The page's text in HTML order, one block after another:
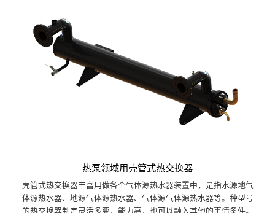
热泵领域用壳管式热交换器
壳管式热交换器丰富用做各个气体源热水器装置中，是指水源地气
体源热水器、地源气体源热水器、气体源气体源热水器等。种型号
的热交换器制定灵活多变，能力高，也可以融入其他的事情条件。